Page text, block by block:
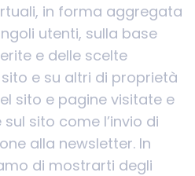
in forma aggregata
utenti, sulla base
e delle scelte
e su altri di proprietà
sito e pagine visitate e
sito come l’invio di
alla newsletter. In
di mostrarti degli